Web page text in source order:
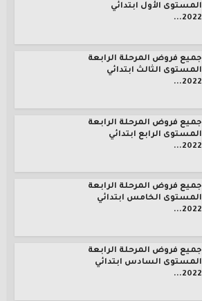
المستوى الأول ابتدائي
2022...
جميع فروض المرحلة الرابعة
المستوى الثالث ابتدائي
2022...
جميع فروض المرحلة الرابعة
المستوى الرابع ابتدائي
2022...
جميع فروض المرحلة الرابعة
المستوى الخامس ابتدائي
2022...
جميع فروض المرحلة الرابعة
المستوى السادس ابتدائي
2022...